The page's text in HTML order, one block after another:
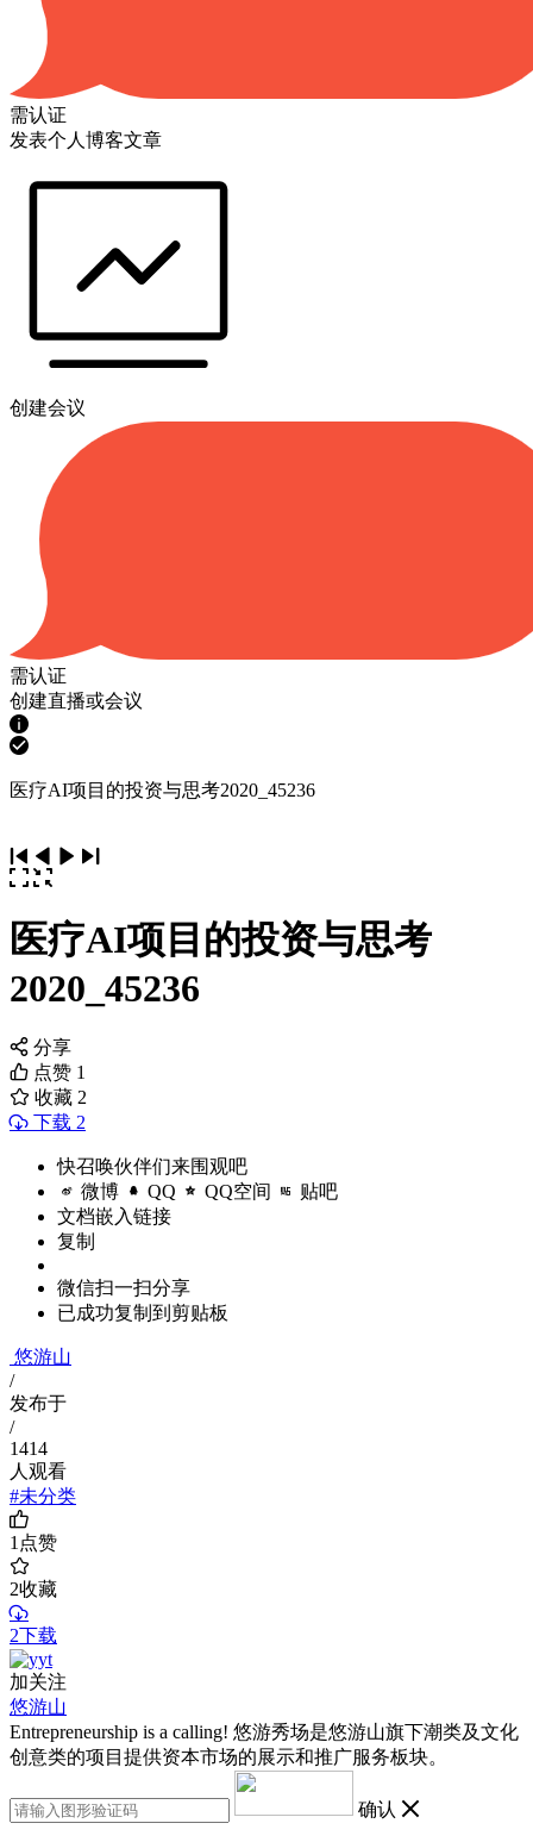
需认证
发表个人博客文章
创建会议
需认证
创建直播或会议
医疗AI项目的投资与思考2020_45236
医疗AI项目的投资与思考
2020_45236
分享
点赞 1
收藏 2
下载 2
快召唤伙伴们来围观吧
微博 QQ QQ空间 贴吧
文档嵌入链接
复制
微信扫一扫分享
已成功复制到剪贴板
悠游山
/
发布于
/
1414
人观看
#未分类
1点赞
2收藏
2下载
加关注
悠游山
Entrepreneurship is a calling! 悠游秀场是悠游山旗下潮类及文化
创意类的项目提供资本市场的展示和推广服务板块。
确认